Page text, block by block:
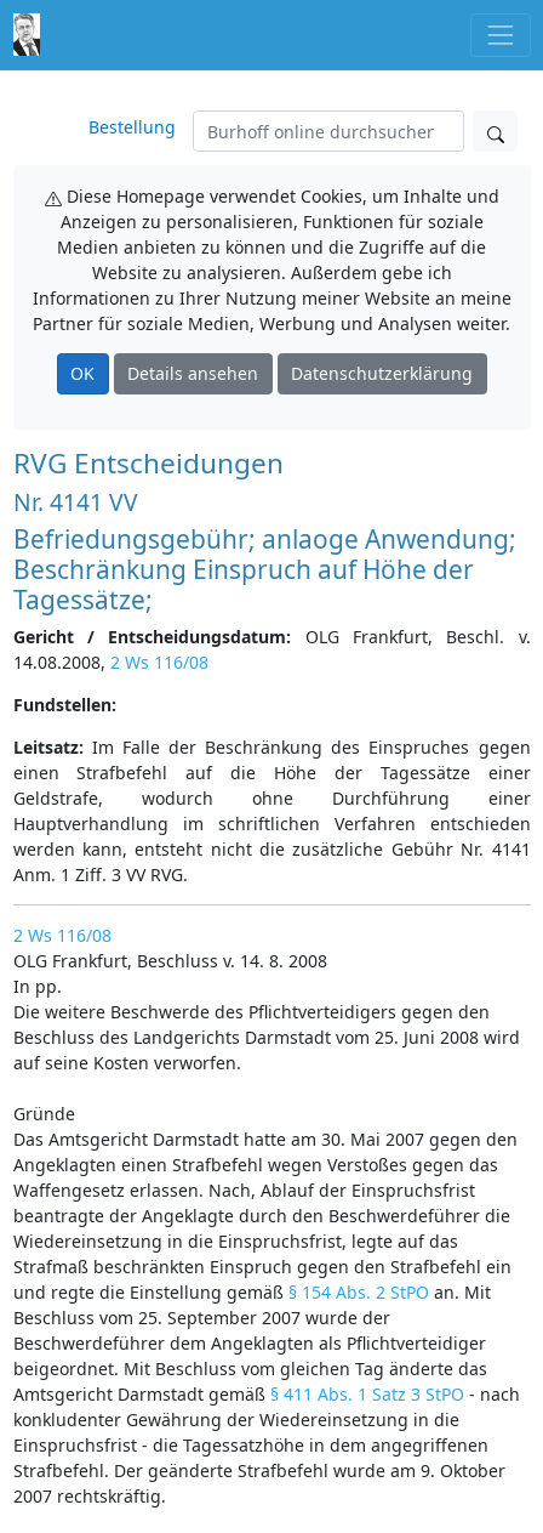
Bestellung
Diese Homepage verwendet Cookies, um Inhalte und
Anzeigen zu personalisieren, Funktionen für soziale
Medien anbieten zu können und die Zugriffe auf die
Website zu analysieren. Außerdem gebe ich
Informationen zu Ihrer Nutzung meiner Website an meine
Partner für soziale Medien, Werbung und Analysen weiter.
OK Details ansehen Datenschutzerklärung
RVG Entscheidungen
Nr. 4141 VV
Befriedungsgebühr; anlaoge Anwendung;
Beschränkung Einspruch auf Höhe der
Tagessätze;
Gericht / Entscheidungsdatum: OLG Frankfurt, Beschl. v.
14.08.2008, 2 Ws 116/08
Fundstellen:
Leitsatz: Im Falle der Beschränkung des Einspruches gegen
einen Strafbefehl auf die Höhe der Tagessätze einer
Geldstrafe, wodurch ohne Durchführung einer
Hauptverhandlung im schriftlichen Verfahren entschieden
werden kann, entsteht nicht die zusätzliche Gebühr Nr. 4141
Anm. 1 Ziff. 3 VV RVG.
2 Ws 116/08
OLG Frankfurt, Beschluss v. 14. 8. 2008
In pp.
Die weitere Beschwerde des Pflichtverteidigers gegen den
Beschluss des Landgerichts Darmstadt vom 25. Juni 2008 wird
auf seine Kosten verworfen.
Gründe
Das Amtsgericht Darmstadt hatte am 30. Mai 2007 gegen den
Angeklagten einen Strafbefehl wegen Verstoßes gegen das
Waffengesetz erlassen. Nach, Ablauf der Einspruchsfrist
beantragte der Angeklagte durch den Beschwerdeführer die
Wiedereinsetzung in die Einspruchsfrist, legte auf das
Strafmaß beschränkten Einspruch gegen den Strafbefehl ein
und regte die Einstellung gemäß § 154 Abs. 2 StPO an. Mit
Beschluss vom 25. September 2007 wurde der
Beschwerdeführer dem Angeklagten als Pflichtverteidiger
beigeordnet. Mit Beschluss vom gleichen Tag änderte das
Amtsgericht Darmstadt gemäß § 411 Abs. 1 Satz 3 StPO - nach
konkludenter Gewährung der Wiedereinsetzung in die
Einspruchsfrist - die Tagessatzhöhe in dem angegriffenen
Strafbefehl. Der geänderte Strafbefehl wurde am 9. Oktober
2007 rechtskräftig.